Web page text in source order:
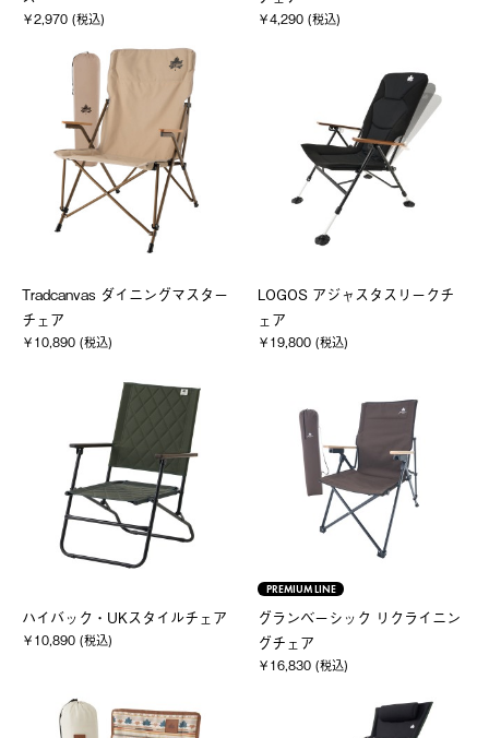
￥2,970 (税込) ￥4,290 (税込)
Tradcanvas ダイニングマスター
チェア
￥10,890 (税込)
LOGOS アジャスタスリークチ
ェア
￥19,800 (税込)
ハイバック・UKスタイルチェア
￥10,890 (税込)
PREMIUM LINE
グランベーシック リクライニン
グチェア
￥16,830 (税込)